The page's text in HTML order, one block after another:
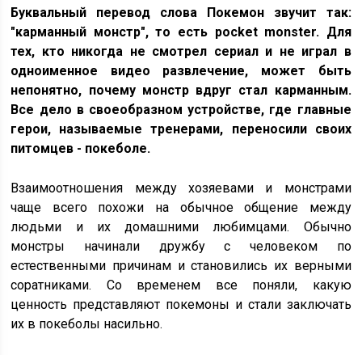
Буквальный перевод слова Покемон звучит так:
"карманный монстр", то есть pocket monster. Для
тех, кто никогда не смотрел сериал и не играл в
одноименное видео развлечение, может быть
непонятно, почему монстр вдруг стал карманным.
Все дело в своеобразном устройстве, где главные
герои, называемые тренерами, переносили своих
питомцев - покеболе.
Взаимоотношения между хозяевами и монстрами
чаще всего похожи на обычное общение между
людьми и их домашними любимцами. Обычно
монстры начинали дружбу с человеком по
естественными причинам и становились их верными
соратниками. Со временем все поняли, какую
ценность представляют покемоны и стали заключать
их в покеболы насильно.